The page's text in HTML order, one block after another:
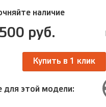
наличие
руб.
Купить в 1 клик
для этой модели: